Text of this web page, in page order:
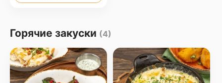
Горячие закуски (4)